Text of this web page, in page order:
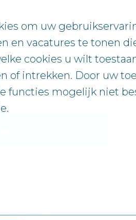
om uw
en vacatures te tonen
cookies u wilt
of intrekken. Door uw
functies mogelijk niet